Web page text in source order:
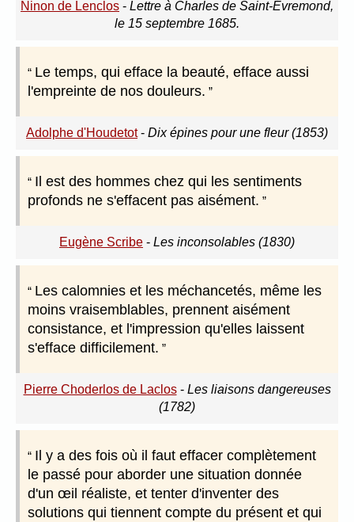
Ninon de Lenclos - Lettre à Charles de Saint-Évremond,
le 15 septembre 1685.
Le temps, qui efface la beauté, efface aussi
l'empreinte de nos douleurs.
Adolphe d'Houdetot- Dix épines pour une fleur (1853)
Il est des hommes chez qui les sentiments
profonds ne s'effacent pas aisément.
Eugène Scribe - Les inconsolables (1830)
Les calomnies et les méchancetés, même les
moins vraisemblables, prennent aisément
consistance, et l'impression qu'elles laissent
s'efface difficilement.
Pierre Choderlos de Laclos- Les liaisons dangereuses
(1782)
Il y a des fois où il faut effacer complètement
le passé pour aborder une situation donnée
d'un œil réaliste, et tenter d'inventer des
solutions qui tiennent compte du présent et qui